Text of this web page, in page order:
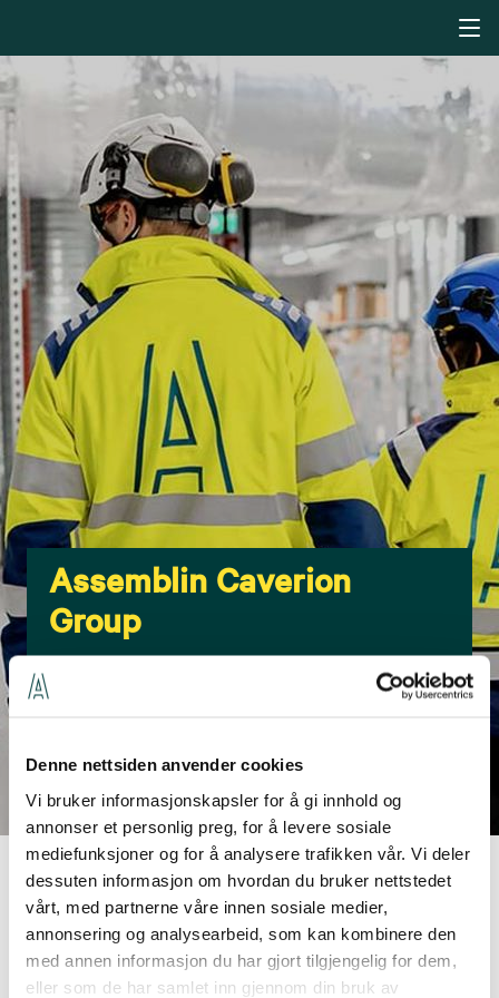
Denne nettsiden anvender cookies
Vi bruker informasjonskapsler for å gi innhold og
annonser et personlig preg, for å levere sosiale
mediefunksjoner og for å analysere trafikken vår. Vi deler
dessuten informasjon om hvordan du bruker nettstedet
vårt, med partnerne våre innen sosiale medier,
annonsering og analysearbeid, som kan kombinere den
med annen informasjon du har gjort tilgjengelig for dem,
eller som de har samlet inn gjennom din bruk av
Assemblin Caverion
Group
Et ledende nord-europeisk teknisk service- og
Om Assemblin Assemblin Caverion Group
En strategisk sammenslåing